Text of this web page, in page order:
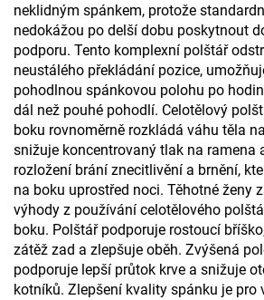
neklidným spánkem, protože
nedokážou po delší dobu poskytnout
podporu. Tento komplexní polštář
neustálého překládání pozice,
pohodlnou spánkovou polohu po
dál než pouhé pohodlí. Celotělový
boku rovnoměrně rozkládá váhu těla
snižuje koncentrovaný tlak na ramena
rozložení brání znecitlivění a brnění,
na boku uprostřed noci. Těhotné ženy
výhody z používání celotělového
boku. Polštář podporuje rostoucí
zátěž zad a zlepšuje oběh. Zvýšená
podporuje lepší průtok krve a snižuje
kotníků. Zlepšení kvality spánku je pro